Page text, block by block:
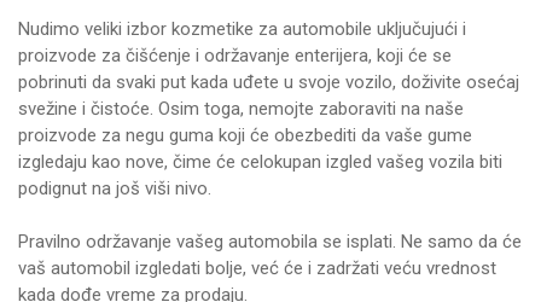
Nudimo veliki izbor kozmetike za automobile uključujući i
proizvode za čišćenje i održavanje enterijera, koji će se
pobrinuti da svaki put kada uđete u svoje vozilo, doživite osećaj
svežine i čistoće. Osim toga, nemojte zaboraviti na naše
proizvode za negu guma koji će obezbediti da vaše gume
izgledaju kao nove, čime će celokupan izgled vašeg vozila biti
podignut na još viši nivo.
Pravilno održavanje vašeg automobila se isplati. Ne samo da će
vaš automobil izgledati bolje, već će i zadržati veću vrednost
kada dođe vreme za prodaju.